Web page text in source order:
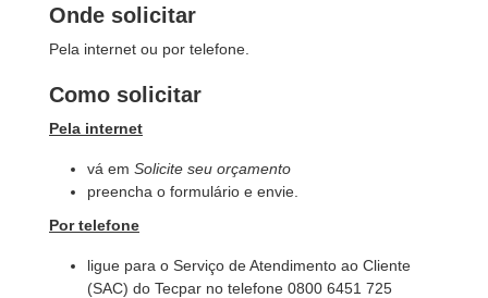
Onde solicitar
Pela internet ou por telefone.
Como solicitar
Pela internet
vá em Solicite seu orçamento
preencha o formulário e envie.
Por telefone
ligue para o Serviço de Atendimento ao Cliente
(SAC) do Tecpar no telefone 0800 6451 725